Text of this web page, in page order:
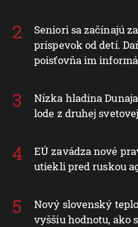
Seniori sa začínajú
príspevok od detí.
poisťovňa im
Nízka hladina
lode z druhej
EÚ zavádza nové
utiekli pred ruskou
Nový slovenský
vyššiu hodnotu, ako